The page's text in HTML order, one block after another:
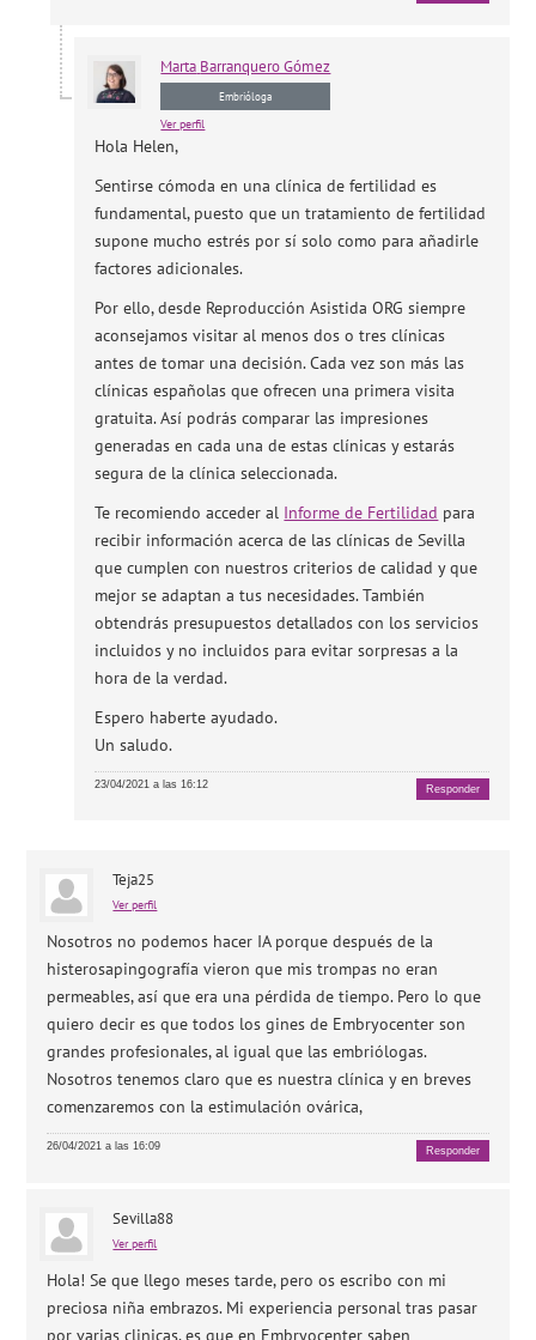
Marta Barranquero Gómez
Embrióloga
Ver perfil
Hola Helen,
Sentirse cómoda en una clínica de fertilidad es
fundamental, puesto que un tratamiento de fertilidad
supone mucho estrés por sí solo como para añadirle
factores adicionales.
Por ello, desde Reproducción Asistida ORG siempre
aconsejamos visitar al menos dos o tres clínicas
antes de tomar una decisión. Cada vez son más las
clínicas españolas que ofrecen una primera visita
gratuita. Así podrás comparar las impresiones
generadas en cada una de estas clínicas y estarás
segura de la clínica seleccionada.
Te recomiendo acceder al Informe de Fertilidad para
recibir información acerca de las clínicas de Sevilla
que cumplen con nuestros criterios de calidad y que
mejor se adaptan a tus necesidades. También
obtendrás presupuestos detallados con los servicios
incluidos y no incluidos para evitar sorpresas a la
hora de la verdad.
Espero haberte ayudado.
Un saludo.
23/04/2021 a las 16:12 Responder
Teja25
Ver perfil
Nosotros no podemos hacer IA porque después de la
histerosapingografía vieron que mis trompas no eran
permeables, así que era una pérdida de tiempo. Pero lo que
quiero decir es que todos los gines de Embryocenter son
grandes profesionales, al igual que las embriólogas.
Nosotros tenemos claro que es nuestra clínica y en breves
comenzaremos con la estimulación ovárica,
26/04/2021 a las 16:09 Responder
Sevilla88
Ver perfil
Hola! Se que llego meses tarde, pero os escribo con mi
preciosa niña embrazos. Mi experiencia personal tras pasar
por varias clinicas, es que en Embryocenter saben